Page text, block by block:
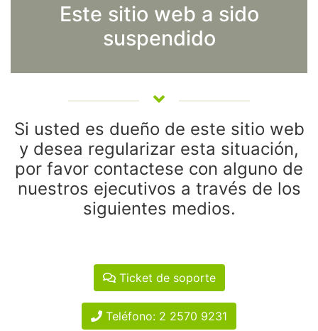
Este sitio web a sido
suspendido
Si usted es dueño de este sitio web
y desea regularizar esta situación,
por favor contactese con alguno de
nuestros ejecutivos a través de los
siguientes medios.
Ticket de soporte
Teléfono: 2 2570 9231